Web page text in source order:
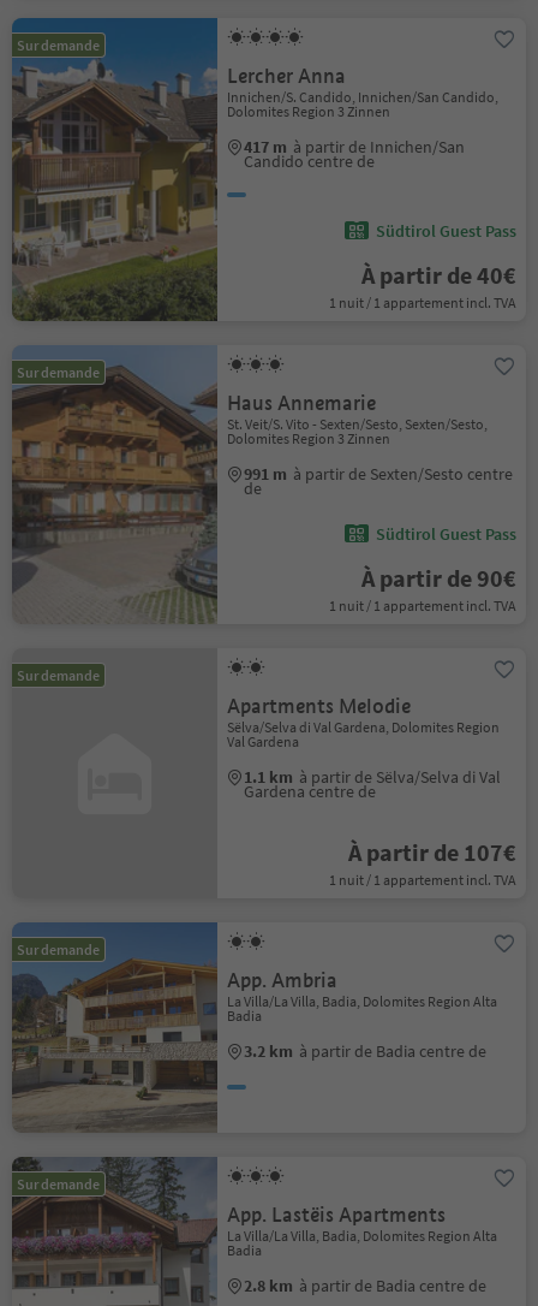
Sur demande
Lercher Anna
Innichen/S. Candido, Innichen/San Candido,
Dolomites Region 3 Zinnen
417 m à partir de Innichen/San
Candido centre de
Südtirol Guest Pass
À partir de 40€
1 nuit / 1 appartement incl. TVA
Sur demande
Haus Annemarie
St. Veit/S. Vito - Sexten/Sesto, Sexten/Sesto,
Dolomites Region 3 Zinnen
991 m à partir de Sexten/Sesto centre
de
Südtirol Guest Pass
À partir de 90€
1 nuit / 1 appartement incl. TVA
Sur demande
Apartments Melodie
Sëlva/Selva di Val Gardena, Dolomites Region
Val Gardena
1.1 km à partir de Sëlva/Selva di Val
Gardena centre de
À partir de 107€
1 nuit / 1 appartement incl. TVA
Sur demande
App. Ambria
La Villa/La Villa, Badia, Dolomites Region Alta
Badia
3.2 km à partir de Badia centre de
Sur demande
App. Lastëis Apartments
La Villa/La Villa, Badia, Dolomites Region Alta
Badia
2.8 km à partir de Badia centre de